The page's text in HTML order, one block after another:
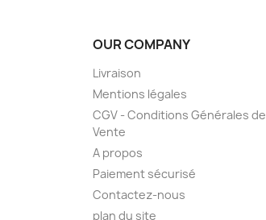
OUR COMPANY
Livraison
Mentions légales
CGV - Conditions Générales de
Vente
A propos
Paiement sécurisé
Contactez-nous
plan du site